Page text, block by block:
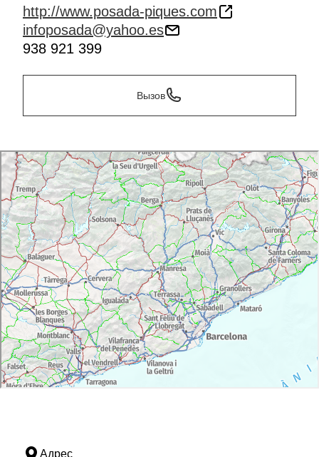
http://www.posada-piques.com
infoposada@yahoo.es
938 921 399
Вызов
Адрес